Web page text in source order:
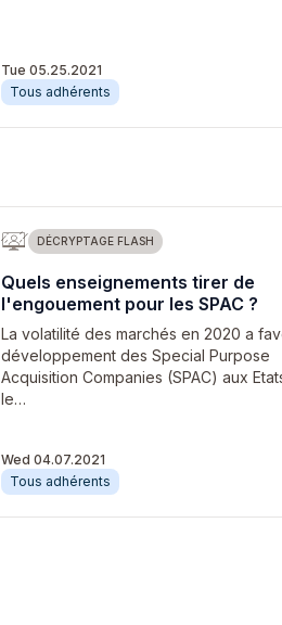
Tue 05.25.2021
Tous adhérents
DÉCRYPTAGE FLASH
Quels enseignements tirer de
l'engouement pour les SPAC ?
La volatilité des marchés en 2020 a
développement des Special Purpose
Acquisition Companies (SPAC) aux
le…
Wed 04.07.2021
Tous adhérents